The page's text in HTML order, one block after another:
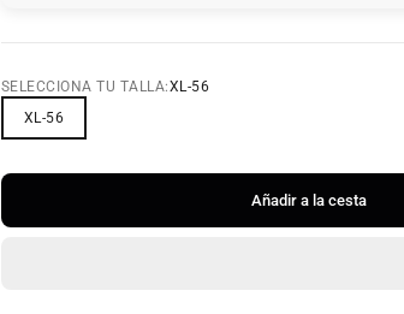
SELECCIONA TU TALLA:XL-56
XL-56
Añadir a la cesta